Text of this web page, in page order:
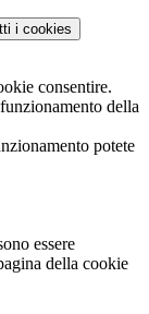
i cookies
consentire.
della
potete
essere
della cookie